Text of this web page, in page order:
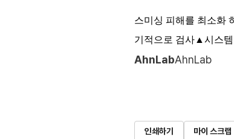
스미싱 피해를 최소화
기적으로 검사▲시스
AhnLabAhnLab
인쇄하기 마이 스크랩